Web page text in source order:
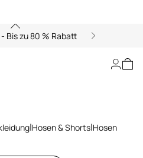
Bis zu 80 % Rabatt
Hosen
Hosen & Shorts Hosen